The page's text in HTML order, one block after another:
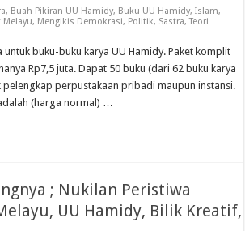
, Buah Pikiran UU Hamidy, Buku UU Hamidy,Islam,
Melayu, Mengikis Demokrasi, Politik, Sastra,Teori
buku-buku karya UU Hamidy. Paket komplit
Rp7,5 juta. Dapat 50 buku (dari 62 buku karya
pelengkap perpustakaan pribadi maupun instansi.
(harga normal) …
; Nukilan Peristiwa
UU Hamidy, Bilik Kreatif,